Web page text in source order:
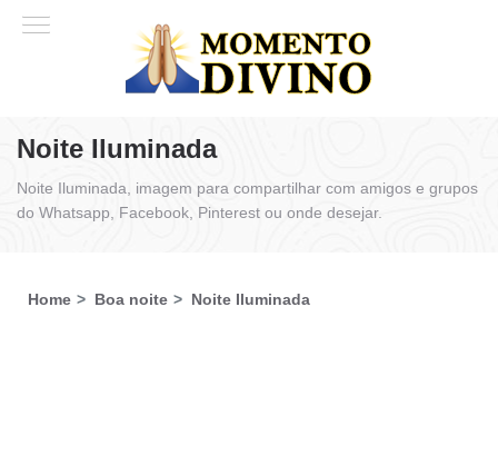
Noite Iluminada
Noite Iluminada, imagem para compartilhar com amigos e grupos
do Whatsapp, Facebook, Pinterest ou onde desejar.
Home Boa noite Noite Iluminada